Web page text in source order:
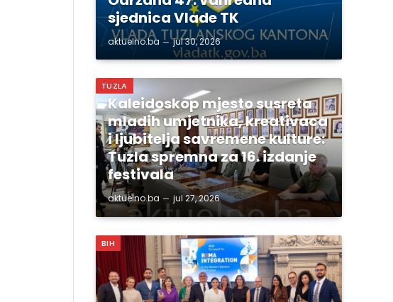
sjednica Vlade TK
aktuelno.ba jul 30, 2026
TUZLA
Kaleidoskop mjesto susreta
mladih umjetnika, kreativaca
i ljubitelja savremene kulture:
Tuzla spremna za 16. izdanje
festivala
aktuelno.ba jul 27, 2026
BIH